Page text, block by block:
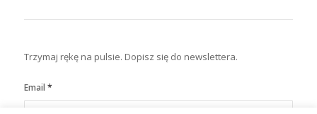
Trzymaj rękę na pulsie. Dopisz się do newslettera.
Email *